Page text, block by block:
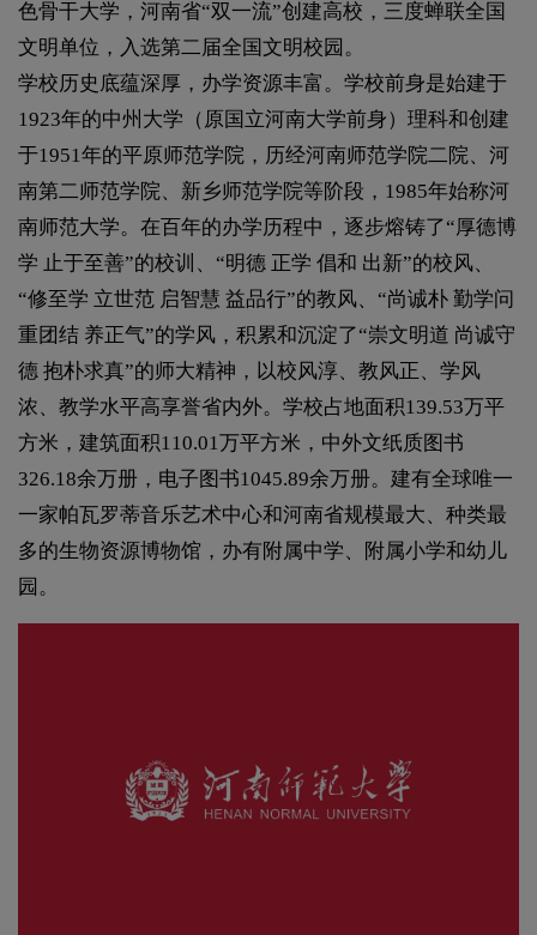
色骨干大学，河南省“双一流”创建高校，三度蝉联全国
文明单位，入选第二届全国文明校园。
学校历史底蕴深厚，办学资源丰富。学校前身是始建于
1923年的中州大学（原国立河南大学前身）理科和创建
于1951年的平原师范学院，历经河南师范学院二院、河
南第二师范学院、新乡师范学院等阶段，1985年始称河
南师范大学。在百年的办学历程中，逐步熔铸了“厚德博
学 止于至善”的校训、“明德 正学 倡和 出新”的校风、
“修至学 立世范 启智慧 益品行”的教风、“尚诚朴 勤学问
重团结 养正气”的学风，积累和沉淀了“崇文明道 尚诚守
德 抱朴求真”的师大精神，以校风淳、教风正、学风
浓、教学水平高享誉省内外。学校占地面积139.53万平
方米，建筑面积110.01万平方米，中外文纸质图书
326.18余万册，电子图书1045.89余万册。建有全球唯一
一家帕瓦罗蒂音乐艺术中心和河南省规模最大、种类最
多的生物资源博物馆，办有附属中学、附属小学和幼儿
园。